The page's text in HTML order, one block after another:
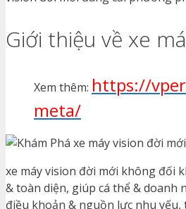
Giới thiệu về xe
Xem thêm: https://
meta/
xe máy vision đời mới không đối
& toàn diện, giúp cá thể &
điều khoản & nguồn lực nhu